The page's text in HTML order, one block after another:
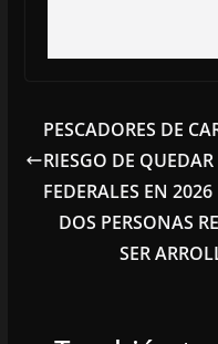
PESCADORES DE
RIESGO DE
FEDERALES EN 2026
DOS PERSONAS
SER